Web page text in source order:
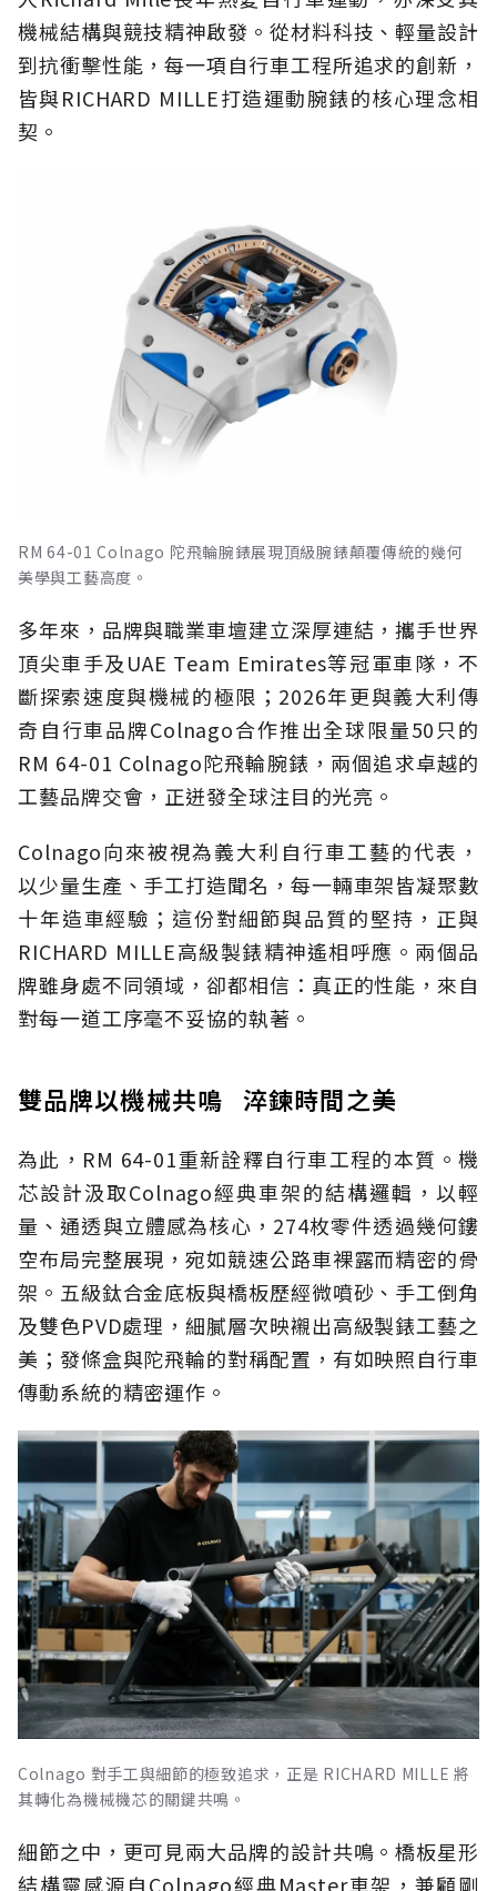
機械結構與競技精神啟發。從材料科技、輕量設計
到抗衝擊性能，每一項自行車工程所追求的創新，
皆與RICHARD MILLE打造運動腕錶的核心理念相
契。
RM 64-01 Colnago 陀飛輪腕錶展現頂級腕錶顛覆傳統的幾何
美學與工藝高度。
多年來，品牌與職業車壇建立深厚連結，攜手世界
頂尖車手及UAE Team Emirates等冠軍車隊，不
斷探索速度與機械的極限；2026年更與義大利傳
奇自行車品牌Colnago合作推出全球限量50只的
RM 64-01 Colnago陀飛輪腕錶，兩個追求卓越的
工藝品牌交會，正迸發全球注目的光亮。
Colnago向來被視為義大利自行車工藝的代表，
以少量生產、手工打造聞名，每一輛車架皆凝聚數
十年造車經驗；這份對細節與品質的堅持，正與
RICHARD MILLE高級製錶精神遙相呼應。兩個品
牌雖身處不同領域，卻都相信：真正的性能，來自
對每一道工序毫不妥協的執著。
雙品牌以機械共鳴 淬鍊時間之美
為此，RM 64-01重新詮釋自行車工程的本質。機
芯設計汲取Colnago經典車架的結構邏輯，以輕
量、通透與立體感為核心，274枚零件透過幾何鏤
空布局完整展現，宛如競速公路車裸露而精密的骨
架。五級鈦合金底板與橋板歷經微噴砂、手工倒角
及雙色PVD處理，細膩層次映襯出高級製錶工藝之
美；發條盒與陀飛輪的對稱配置，有如映照自行車
傳動系統的精密運作。
Colnago 對手工與細節的極致追求，正是 RICHARD MILLE 將
其轉化為機械機芯的關鍵共鳴。
細節之中，更可見兩大品牌的設計共鳴。橋板星形
結構靈感源自Colnago經典Master車架，兼顧剛